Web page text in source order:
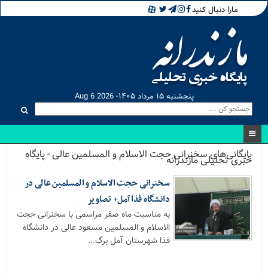
مارا دنبال کنید
پنجشنبه ۱۵ مرداد ۱۴۰۵- Aug 6 2026
بایگانی‌های سخنرانی حجت الاسلام و المسلمین عالی - پایگاه
خبری تحلیلی مازندرانه
سخنرانی حجت الاسلام و المسلمین عالی در
دانشگاه فذا آمل+ تصاویر
به مناسبت ماه صفر مراسمی با سخنرانی حجت
الاسلام و المسلمین مسعود عالی در دانشگاه
فذا شهرستان آمل برگ...